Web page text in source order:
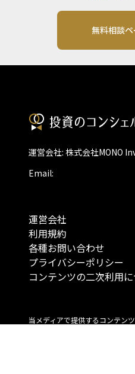
無料相談
運営会社: 株式会社MONO
Email:
運営会社
利用規約
各種お問い合わせ
プライバシーポリシー
コンテンツの二次利用
当メディアで提供するコンテン